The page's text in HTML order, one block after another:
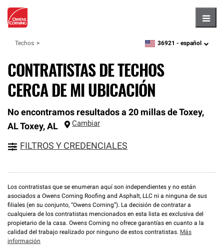
Techos zipcode, language
36921 - español
CONTRATISTAS DE TECHOS
CERCA DE MI UBICACIÓN
No encontramos resultados a 20 millas de Toxey,
ALToxey, AL Cambiar
FILTROS Y CREDENCIALES
Los contratistas que se enumeran aquí son independientes y no están
asociados a Owens Corning Roofing and Asphalt, LLC ni a ninguna de sus
filiales (en su conjunto, “Owens Corning”). La decisión de contratar a
cualquiera de los contratistas mencionados en esta lista es exclusiva del
propietario de la casa. Owens Corning no ofrece garantías en cuanto a la
calidad del trabajo realizado por ninguno de estos contratistas. Más
información